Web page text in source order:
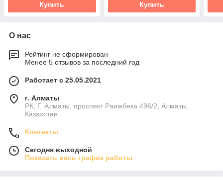
Купить Купить
О нас
Рейтинг не сформирован
Менее 5 отзывов за последний год
Работает с 25.05.2021
г. Алматы
РК, Г. Алматы, проспект Раимбека 496/2, Алматы,
Казахстан
Контакты
Сегодня выходной
Показать весь график работы